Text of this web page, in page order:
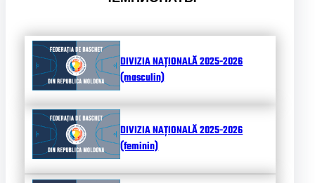
DIVIZIA NAȚIONALĂ 2025-2026
(masculin)
DIVIZIA NAȚIONALĂ 2025-2026
(feminin)